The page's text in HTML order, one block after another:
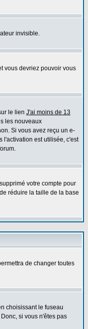
invisible.
vous devriez pouvoir vous
le lien J'ai moins de 13
les nouveaux
Si vous avez reçu un e-
l'activation est utilisée, c'est
votre compte pour
réduire la taille de la base
de changer toutes
choisissant le fuseau
si vous n'êtes pas